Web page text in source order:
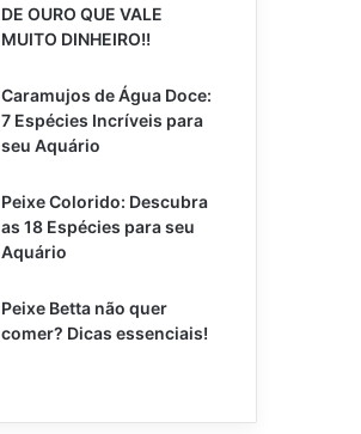
DE OURO QUE VALE
MUITO DINHEIRO!!
Caramujos de Água Doce:
7 Espécies Incríveis para
seu Aquário
Peixe Colorido: Descubra
as 18 Espécies para seu
Aquário
Peixe Betta não quer
comer? Dicas essenciais!